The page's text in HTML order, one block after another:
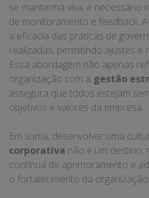
se mantenha viva, é necessário
de monitoramento e feedback.
a eficácia das práticas de
realizadas, permitindo ajustes e
Essa abordagem não apenas
organização com a gestão
assegura que todos estejam
objetivos e valores da empresa.
Em suma, desenvolver uma
corporativa não é um destino,
contínua de aprimoramento e
o fortalecimento da